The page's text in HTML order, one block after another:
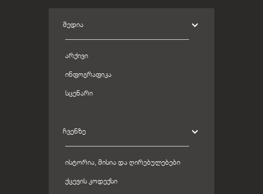
ᲛᲔᲓᲘᲐ
ᲐᲠᲥᲘᲕᲘ
ᲘᲜᲤᲝᲒᲠᲐᲤᲘᲙᲐ
ᲡᲪᲔᲜᲐᲠᲘ
ᲩᲕᲔᲜᲖᲔ
ᲘᲡᲢᲝᲠᲘᲐ, ᲛᲘᲡᲘᲐ ᲓᲐ ᲦᲘᲠᲔᲑᲣᲚᲔᲑᲔᲑᲘ
ᲥᲪᲔᲕᲘᲡ ᲙᲝᲓᲔᲥᲡᲘ